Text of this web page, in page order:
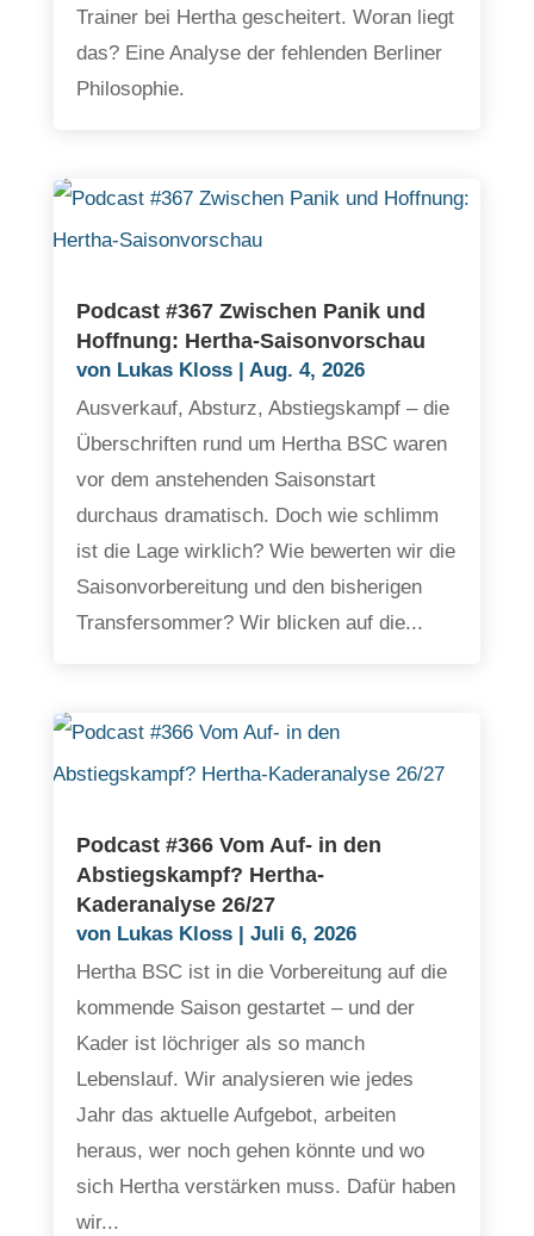
Trainer bei Hertha gescheitert. Woran liegt
das? Eine Analyse der fehlenden Berliner
Philosophie.
Podcast #367 Zwischen Panik und
Hoffnung: Hertha-Saisonvorschau
von Lukas Kloss| Aug. 4, 2026
Ausverkauf, Absturz, Abstiegskampf – die
Überschriften rund um Hertha BSC waren
vor dem anstehenden Saisonstart
durchaus dramatisch. Doch wie schlimm
ist die Lage wirklich? Wie bewerten wir die
Saisonvorbereitung und den bisherigen
Transfersommer? Wir blicken auf die...
Podcast #366 Vom Auf- in den
Abstiegskampf? Hertha-
Kaderanalyse 26/27
von Lukas Kloss| Juli 6, 2026
Hertha BSC ist in die Vorbereitung auf die
kommende Saison gestartet – und der
Kader ist löchriger als so manch
Lebenslauf. Wir analysieren wie jedes
Jahr das aktuelle Aufgebot, arbeiten
heraus, wer noch gehen könnte und wo
sich Hertha verstärken muss. Dafür haben
wir...